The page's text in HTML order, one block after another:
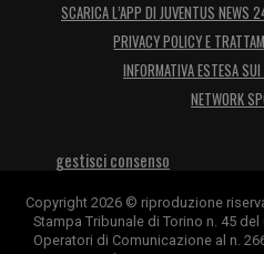
SCARICA L’APP DI JUVENTUS NEWS
PRIVACY POLICY E
INFORMATIVA ESTESA
NETWORK
gestisci consenso
Copyright 2026 © riproduzione
Stampa Tribunale di Torino n. 45
Operatori di Comunicazione al n.